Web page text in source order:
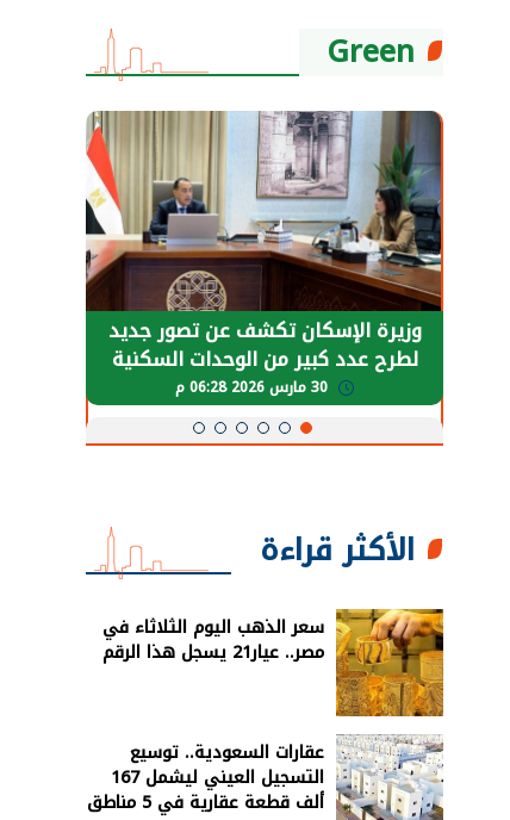
Green
وزيرة الإسكان تكشف عن تصور جديد
لطرح عدد كبير من الوحدات السكنية
بنظام الإيجار
الأكثر قراءة
سعر الذهب اليوم الثلاثاء في
مصر.. عيار21 يسجل هذا الرقم
عقارات السعودية.. توسيع
التسجيل العيني ليشمل 167
ألف قطعة عقارية في 5 مناطق